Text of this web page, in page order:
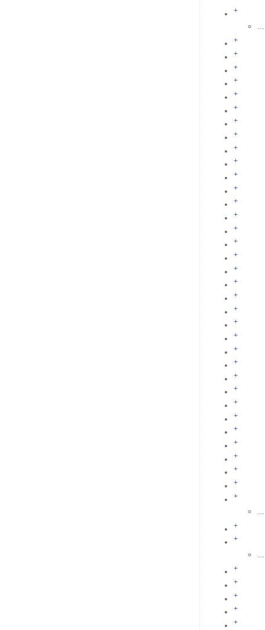
+
+
+
+
+
+
+
+
+
+
+
+
+
+
+
+
+
+
+
+
+
+
+
+
+
+
+
+
+
+
+
+
+
+
+
+
+
+
+
+
+
+
+